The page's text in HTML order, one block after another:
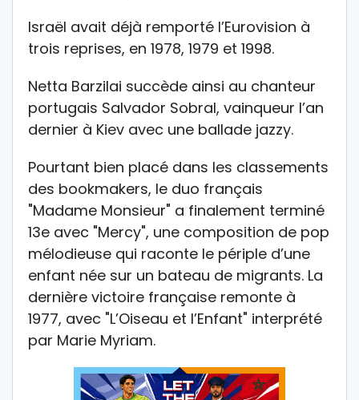
Israël avait déjà remporté l’Eurovision à
trois reprises, en 1978, 1979 et 1998.
Netta Barzilai succède ainsi au chanteur
portugais Salvador Sobral, vainqueur l’an
dernier à Kiev avec une ballade jazzy.
Pourtant bien placé dans les classements
des bookmakers, le duo français
"Madame Monsieur" a finalement terminé
13e avec "Mercy", une composition de pop
mélodieuse qui raconte le périple d’une
enfant née sur un bateau de migrants. La
dernière victoire française remonte à
1977, avec "L’Oiseau et l’Enfant" interprété
par Marie Myriam.